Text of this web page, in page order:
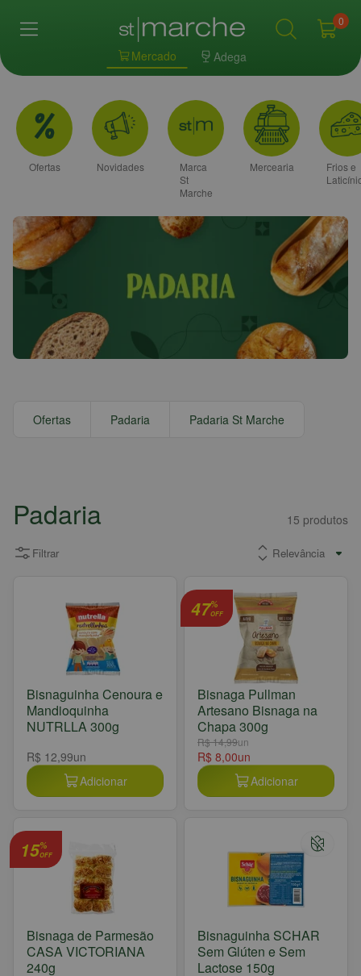
Mercado Adega
0
Ofertas Novidades
Marca
St
Marche
Mercearia
Frios e
Ofertas Padaria Padaria St Marche
Padaria 15 produtos
Filtrar
Bisnaguinha Cenoura e
Mandioquinha
NUTRLLA 300g
R$ 12,99un
Adicionar
47%
OFF
Bisnaga Pullman
Artesano Bisnaga na
Chapa 300g
R$ 14,99un
R$ 8,00un
Adicionar
15%
OFF
Bisnaga de Parmesão
CASA VICTORIANA
240g
Bisnaguinha SCHAR
Sem Glúten e Sem
Lactose 150g